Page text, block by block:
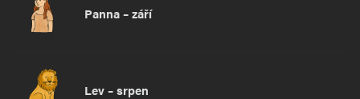
Panna – září
Lev – srpen